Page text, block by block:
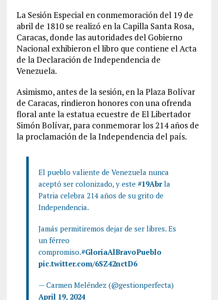
La Sesión Especial en conmemoración del 19 de
abril de 1810 se realizó en la Capilla Santa Rosa,
Caracas, donde las autoridades del Gobierno
Nacional exhibieron el libro que contiene el Acta
de la Declaración de Independencia de
Venezuela.
Asimismo, antes de la sesión, en la Plaza Bolívar
de Caracas, rindieron honores con una ofrenda
floral ante la estatua ecuestre de El Libertador
Simón Bolívar, para conmemorar los 214 años de
la proclamación de la Independencia del país.
El pueblo valiente de Venezuela nunca
aceptó ser colonizado, y este #19Abrla
Patria celebra 214 años de su grito de
Independencia.
Jamás permitiremos dejar de ser libres. Es
un férreo
compromiso.#GloriaAlBravoPueblo
pic.twitter.com/6SZ42nctD6
— Carmen Meléndez (@gestionperfecta)
April 19, 2024